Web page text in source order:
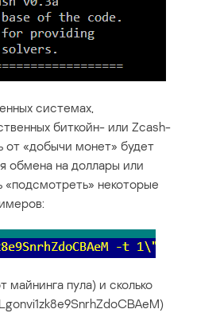
системах,
биткойн- или Zcash-
от «добычи монет» будет
обмена на доллары или
некоторые
пула) и сколько